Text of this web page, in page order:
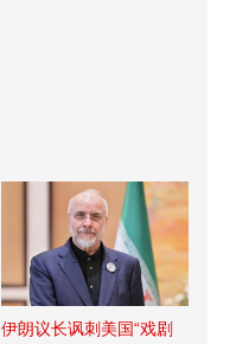
伊朗议长讽刺美国“戏剧